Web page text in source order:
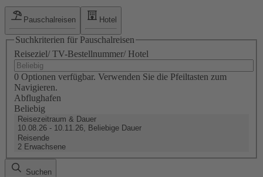
Pauschalreisen Hotel
Suchkriterien für Pauschalreisen
Reiseziel/ TV-Bestellnummer/ Hotel
0 Optionen verfügbar. Verwenden Sie die Pfeiltasten zum
Navigieren.
Abflughafen
Beliebig
Reisezeitraum & Dauer
10.08.26 - 10.11.26, Beliebige Dauer
Reisende
2 Erwachsene
Suchen